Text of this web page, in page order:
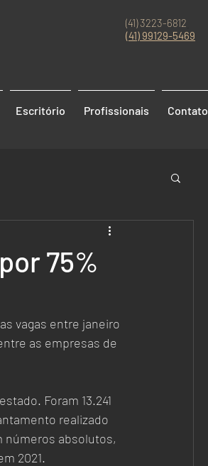
(41) 3223-6812
(41) 99129-5469
Escritório Profissionais Contato
75%
as empresas de
Foram 13.241
realizado
números absolutos,
2021.